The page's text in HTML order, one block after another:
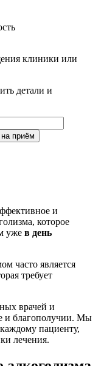
клиники или
детали и
приём
и
которое
уже в день
часто является
требует
врачей и
и благополучии. Мы
пациенту,
лечения.